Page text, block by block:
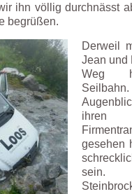
ihn völlig durchnässt
begrüßen.
Derweil
Jean und
Weg
ihren
gesehen
sein.